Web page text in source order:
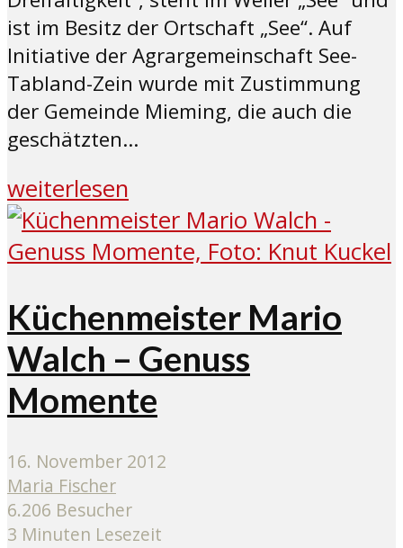
ist im Besitz der Ortschaft „See“. Auf
Initiative der Agrargemeinschaft See-
Tabland-Zein wurde mit Zustimmung
der Gemeinde Mieming, die auch die
geschätzten...
weiterlesen
Küchenmeister Mario
Walch – Genuss
Momente
16. November 2012
Maria Fischer
6.206 Besucher
3 Minuten Lesezeit